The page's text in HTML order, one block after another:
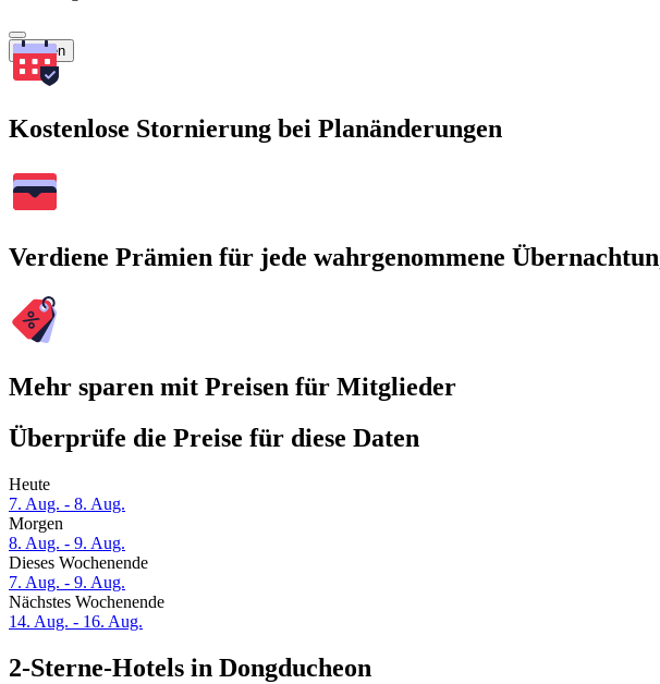
Suchen
Kostenlose Stornierung bei Planänderungen
Verdiene Prämien für jede wahrgenommene
Mehr sparen mit Preisen für Mitglieder
Überprüfe die Preise für diese Daten
Heute
7. Aug. - 8. Aug.
Morgen
8. Aug. - 9. Aug.
Dieses Wochenende
7. Aug. - 9. Aug.
Nächstes Wochenende
14. Aug. - 16. Aug.
2-Sterne-Hotels in Dongducheon